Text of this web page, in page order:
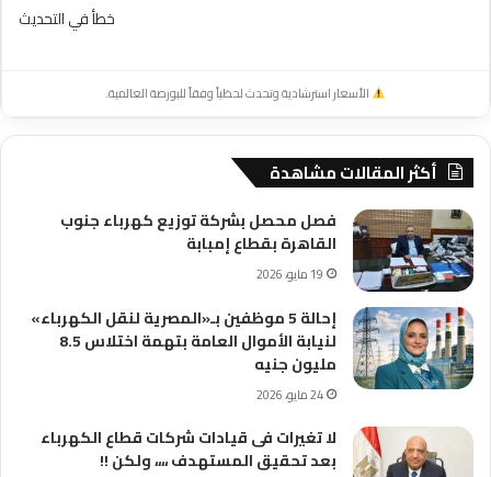
خطأ في التحديث
الأسعار استرشادية وتحدث لحظياً وفقاً للبورصة العالمية.
أكثر المقالات مشاهدة
فصل محصل بشركة توزيع كهرباء جنوب
القاهرة بقطاع إمبابة
19 مايو، 2026
إحالة 5 موظفين بـ«المصرية لنقل الكهرباء»
لنيابة الأموال العامة بتهمة اختلاس 8.5
مليون جنيه
24 مايو، 2026
لا تغيرات فى قيادات شركات قطاع الكهرباء
بعد تحقيق المستهدف ،،،، ولكن !!